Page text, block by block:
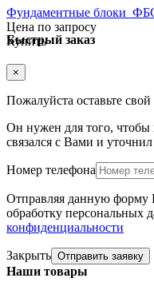
Фундаментные блоки
Цена по запросу
Купить
Быстрый заказ
×
Пожалуйста оставьте
Он нужен для того,
связался с Вами и уточнил
Номер телефона
Отправляя данную форму
обработку персональных
конфиденциальности
Закрыть Отправить заявку
Наши товары